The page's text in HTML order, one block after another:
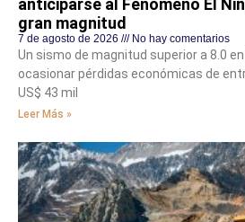
anticiparse al Fenómeno El
gran magnitud
7 de agosto de 2026 No hay comentarios
Un sismo de magnitud superior a 8.0
ocasionar pérdidas económicas de
US$ 43 mil
Leer Más »